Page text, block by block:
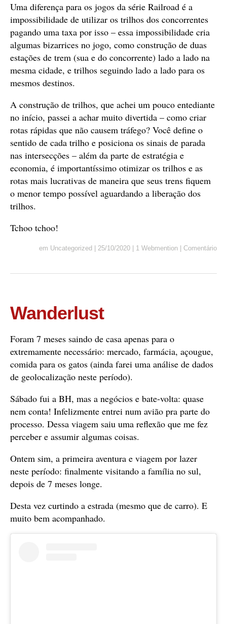
Uma diferença para os jogos da série Railroad é a
impossibilidade de utilizar os trilhos dos concorrentes
pagando uma taxa por isso – essa impossibilidade cria
algumas bizarrices no jogo, como construção de duas
estações de trem (sua e do concorrente) lado a lado na
mesma cidade, e trilhos seguindo lado a lado para os
mesmos destinos.
A construção de trilhos, que achei um pouco entediante
no início, passei a achar muito divertida – como criar
rotas rápidas que não causem tráfego? Você define o
sentido de cada trilho e posiciona os sinais de parada
nas intersecções – além da parte de estratégia e
economia, é importantíssimo otimizar os trilhos e as
rotas mais lucrativas de maneira que seus trens fiquem
o menor tempo possível aguardando a liberação dos
trilhos.
Tchoo tchoo!
em Uncategorized 25/10/2020 1 Webmention Comentário
Wanderlust
Foram 7 meses saindo de casa apenas para o
extremamente necessário: mercado, farmácia, açougue,
comida para os gatos (ainda farei uma análise de dados
de geolocalização neste período).
Sábado fui a BH, mas a negócios e bate-volta: quase
nem conta! Infelizmente entrei num avião pra parte do
processo. Dessa viagem saiu uma reflexão que me fez
perceber e assumir algumas coisas.
Ontem sim, a primeira aventura e viagem por lazer
neste período: finalmente visitando a família no sul,
depois de 7 meses longe.
Desta vez curtindo a estrada (mesmo que de carro). E
muito bem acompanhado.